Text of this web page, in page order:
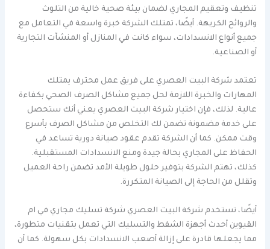
تنظيف وتعقيم المجاري لضمان بيئة صحية خالية من التلوث
والروائح الكريهة. أيضًا، تمتلك الشركة خبرة واسعة في التعامل مع
جميع أنواع الانسدادات، سواء كانت في المنازل أو المنشآت التجارية
أو الصناعية.
تعتمد شركة البيت العصري على فريق عمل محترف يمتلك
المهارات والخبرة اللازمة لحل جميع مشاكل الصرف الصحي بكفاءة
عالية. لذلك، فإن اختيار شركة البيت العصري يعني أنك ستحصل
على خدمة مضمونة تضمن لك التخلص من مشاكل الصرف بأسرع
وقت ممكن. كما أن الشركة تقدم عقود صيانة دورية تساعد في
الحفاظ على المجاري بحالة جيدة ومنع الانسدادات المستقبلية.
كذلك، تهتم الشركة بتوفير حلول طويلة الأمد تضمن راحة العميل
وتقلل من الحاجة إلى الصيانة المتكررة.
أيضًا، تستخدم شركة البيت العصري شركة تسليك مجاري في ام
القيوين أحدث أجهزة الشفط والتسليك التي تعمل بتقنيات متطورة،
مما يجعلها قادرة على إزالة أصعب الانسدادات بكل سهولة. كما أن